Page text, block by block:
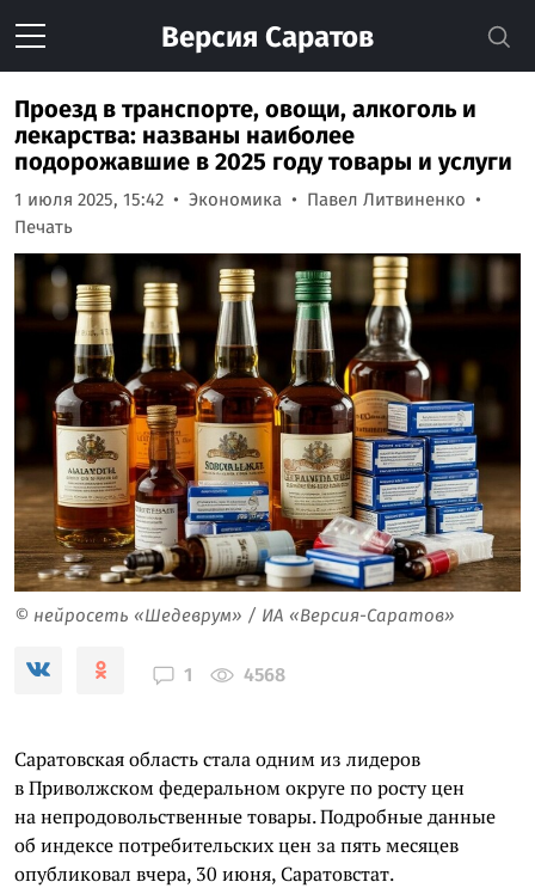
Версия Саратов
Проезд в транспорте, овощи, алкоголь и
лекарства: названы наиболее
подорожавшие в 2025 году товары и услуги
1 июля 2025, 15:42 Экономика
Павел Литвиненко
Печать
© нейросеть «Шедеврум» / ИА «Версия-Саратов»
1 4568
Саратовская область стала одним из лидеров
в Приволжском федеральном округе по росту цен
на непродовольственные товары. Подробные данные
об индексе потребительских цен за пять месяцев
опубликовал вчера, 30 июня, Саратовстат.